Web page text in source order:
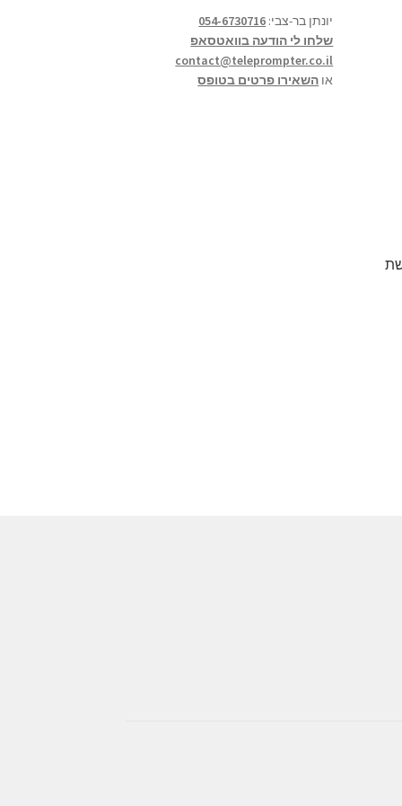
יונתן בר-צבי: 054-6730716
שלחו לי הודעה בוואטסאפ
contact@teleprompter.co.il
או השאירו פרטים בטופס